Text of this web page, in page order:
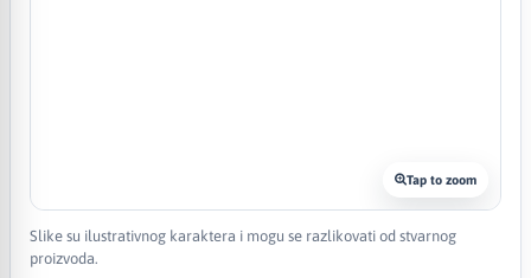
Tap to zoom
Slike su ilustrativnog karaktera i mogu se razlikovati od stvarnog
proizvoda.